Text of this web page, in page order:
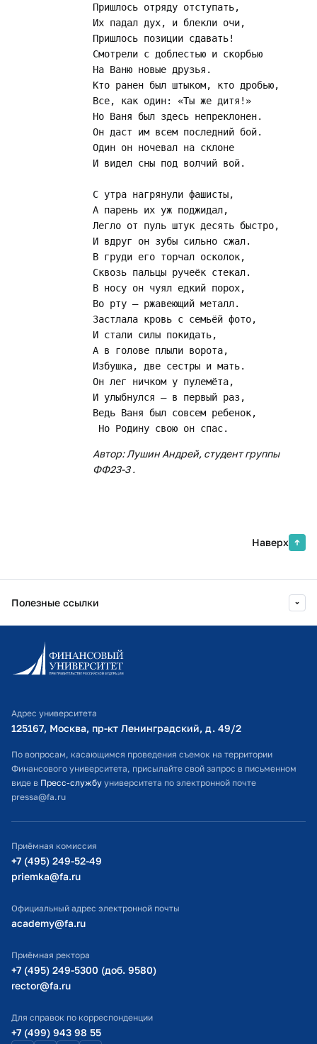
Пришлось отряду отступать,
Их падал дух, и блекли очи,
Пришлось позиции сдавать!
Смотрели с доблестью и скорбью
На Ваню новые друзья.
Кто ранен был штыком, кто дробью,
Все, как один: «Ты же дитя!»
Но Ваня был здесь непреклонен.
Он даст им всем последний бой.
Один он ночевал на склоне
И видел сны под волчий вой.
С утра нагрянули фашисты,
А парень их уж поджидал,
Легло от пуль штук десять быстро,
И вдруг он зубы сильно сжал.
В груди его торчал осколок,
Сквозь пальцы ручеёк стекал.
В носу он чуял едкий порох,
Во рту – ржавеющий металл.
Застлала кровь с семьёй фото,
И стали силы покидать,
А в голове плыли ворота,
Избушка, две сестры и мать.
Он лег ничком у пулемёта,
И улыбнулся – в первый раз,
Ведь Ваня был совсем ребенок,
Автор: Лушин Андрей, студент группы
ФФ23-3 .
Наверх
Полезные ссылки
Информационно-образовательный портал
Личный кабинет поступающего
Оплата обучения
Расписание занятий
Студенческий офис
Официальный адрес электронной почты
Министерство просвещения РФ
Министерство науки и высшего образования РФ
Адрес университета
125167, Москва, пр-кт Ленинградский, д. 49/2​
По вопросам, касающимся проведения съемок на территории
Финансового университета, присылайте свой запрос в письменном
виде в Пресс-службу университета по электронной почте
pressa@fa.ru
Приёмная комиссия
+7 (495) 249-52-49
priemka@fa.ru
Официальный адрес электронной почты
academy@fa.ru
Приёмная ректора
+7 (495) 249-5300 (доб. 9580)
rector@fa.ru
Для справок по корреспонденции
+7 (499) 943 98 55